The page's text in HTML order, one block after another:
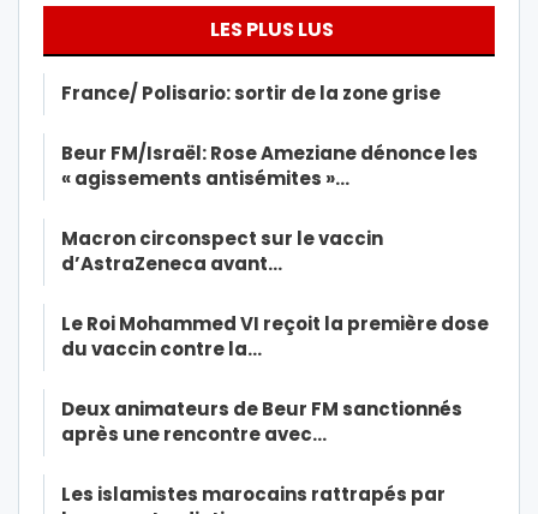
LES PLUS LUS
France/ Polisario: sortir de la zone grise
Beur FM/Israël: Rose Ameziane dénonce les
« agissements antisémites »…
Macron circonspect sur le vaccin
d’AstraZeneca avant…
Le Roi Mohammed VI reçoit la première dose
du vaccin contre la…
Deux animateurs de Beur FM sanctionnés
après une rencontre avec…
Les islamistes marocains rattrapés par